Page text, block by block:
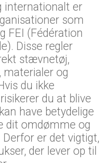
internationalt er
som
FEI (Fédération
Disse regler
stævnetøj,
materialer og
du ikke
du at blive
have betydelige
dit omdømme og
er det vigtigt,
der lever op til